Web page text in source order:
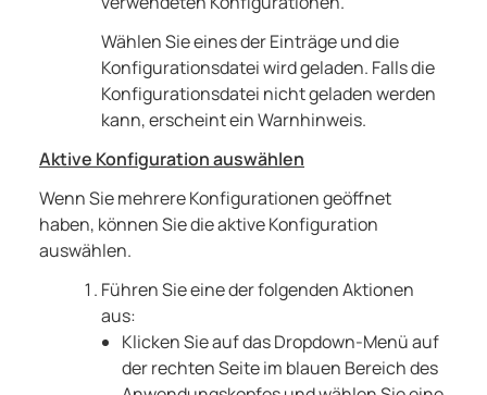
Wählen Sie eines der Einträge und die
Konfigurationsdatei wird geladen. Falls die
Konfigurationsdatei nicht geladen werden
kann, erscheint ein Warnhinweis.
Aktive Konfiguration auswählen
Wenn Sie mehrere Konfigurationen geöffnet
haben, können Sie die aktive Konfiguration
auswählen.
Führen Sie eine der folgenden Aktionen
aus:
Klicken Sie auf das Dropdown-Menü auf
der rechten Seite im blauen Bereich des